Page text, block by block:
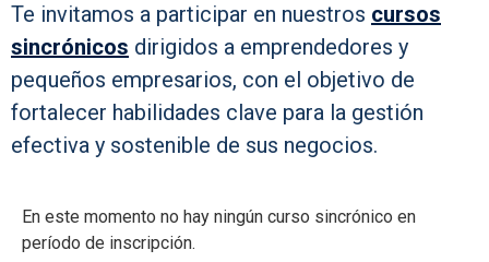
Te invitamos a participar en nuestros cursos
sincrónicos dirigidos a emprendedores y
pequeños empresarios, con el objetivo de
fortalecer habilidades clave para la gestión
efectiva y sostenible de sus negocios.
En este momento no hay ningún curso sincrónico en
período de inscripción.